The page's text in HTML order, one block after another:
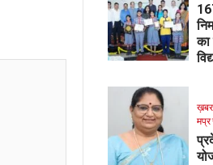
का
ख़बर
मप्र